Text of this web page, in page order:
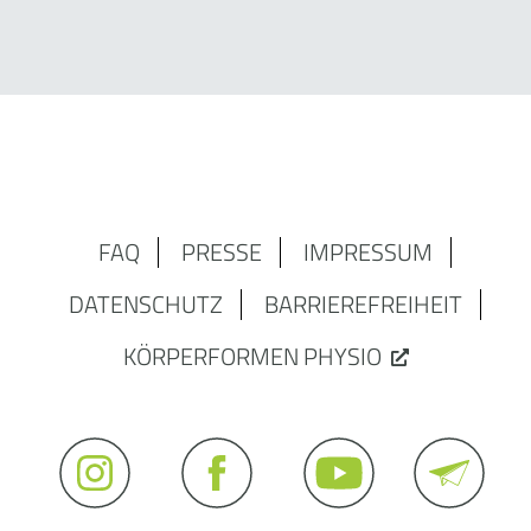
FAQ PRESSE
IMPRESSUM
DATENSCHUTZ
BARRIEREFREIHEIT
KÖRPERFORMEN PHYSIO